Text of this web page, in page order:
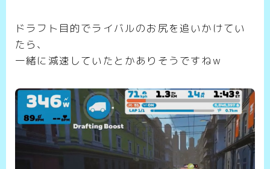
ドラフト目的でライバルのお尻を追いかけてい
たら、
一緒に減速していたとかありそうですねw